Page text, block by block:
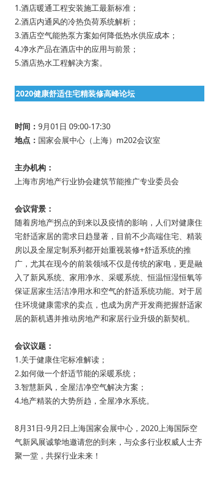
1.酒店暖通工程安装施工最新标准；
2.酒店内通风的冷热负荷系统解析；
3.酒店空气能热泵方案如何降低热水供应成本；
4.净水产品在酒店中的应用与前景；
5.酒店热水工程解决方案。
2020健康舒适住宅精装修高峰论坛
时间： 9月01日 09:00-17:30
地点： 国家会展中心（上海）m202会议室
主办机构：
上海市房地产行业协会建筑节能推广专业委员会
会议背景：
随着房地产拐点的到来以及疫情的影响，人们对健康住
宅舒适家居的需求日趋显著，目前不少高端住宅、精装
房以及全屋定制系列都开始重视装修+舒适系统的推
广，尤其在现今的前装领域不仅是传统的家电，更是融
入了新风系统、家用净水、采暖系统、恒温恒湿恒氧等
保证居家生活洁净用水和空气的舒适系统功能。对于居
住环境健康需求的卖点，也成为房产开发商把握舒适家
居的新机遇并推动房地产和家居行业升级的新契机。
会议议题：
1.关于健康住宅标准解读；
2.如何做一个舒适节能的采暖系统；
3.智慧新风，全屋洁净空气解决方案；
4.地产精装的大势所趋，全屋净水系统。
8月31日-9月2日上海国家会展中心，2020上海国际空
气新风展诚挚地邀请您的到来，与众多行业权威人士齐
聚一堂，共探行业未来！